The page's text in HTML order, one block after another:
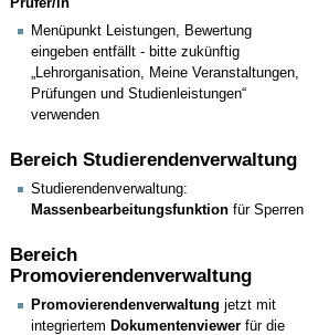
Prüfer/in
Menüpunkt Leistungen, Bewertung
eingeben entfällt - bitte zukünftig
„Lehrorganisation, Meine Veranstaltungen,
Prüfungen und Studienleistungen“
verwenden
Bereich Studierendenverwaltung
Studierendenverwaltung:
Massenbearbeitungsfunktionfür Sperren
Bereich
Promovierendenverwaltung
Promovierendenverwaltung jetzt mit
integriertem Dokumentenviewerfür die